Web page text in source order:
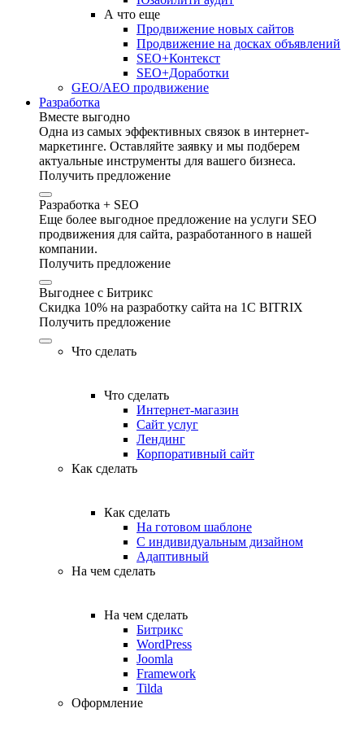
А что еще
Продвижение новых сайтов
Продвижение на досках объявлений
SEO+Контекст
SEO+Доработки
GEO/AEO продвижение
Разработка
Вместе выгодно
Одна из самых эффективных связок в интернет-
маркетинге. Оставляйте заявку и мы подберем
актуальные инструменты для вашего бизнеса.
Получить предложение
Разработка + SEO
Еще более выгодное предложение на услуги SEO
продвижения для сайта, разработанного в нашей
компании.
Получить предложение
Выгоднее с Битрикс
Скидка 10% на разработку сайта на 1C BITRIX
Получить предложение
Что сделать
Что сделать
Интернет-магазин
Сайт услуг
Лендинг
Корпоративный сайт
Как сделать
Как сделать
На готовом шаблоне
С индивидуальным дизайном
Адаптивный
На чем сделать
На чем сделать
Битрикс
WordPress
Joomla
Framework
Tilda
Оформление